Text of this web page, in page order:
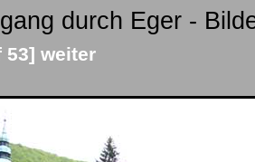
durch Eger -
53] weiter